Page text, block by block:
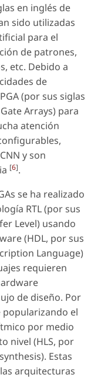
en inglés de
sido utilizadas
para el
de patrones,
etc. Debido a
de
(por sus siglas
Arrays) para
atención
y son
[6].
se ha realizado
RTL (por sus
Level) usando
(HDL, por sus
Language)
requieren
de diseño. Por
popularizando el
por medio
nivel (HLS, por
). Estas
arquitecturas